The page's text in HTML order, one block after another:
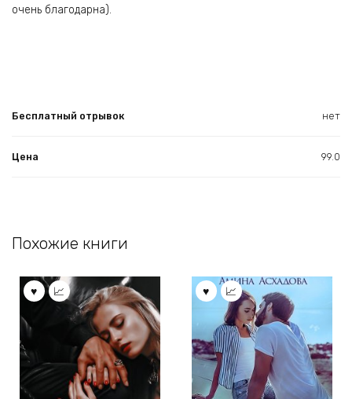
очень благодарна).
Бесплатный отрывок нет
Цена 99.0
Похожие книги